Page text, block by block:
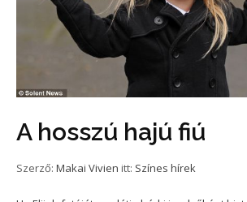
A hosszú hajú fiú
Szerző: Makai Vivien itt: Színes hírek